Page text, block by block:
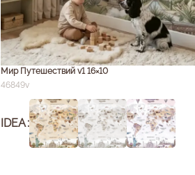
Мир Путешествий v1 16×10
46849v
IDEA